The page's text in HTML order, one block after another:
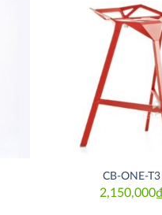
CB-ONE-T3
2,150,000₫